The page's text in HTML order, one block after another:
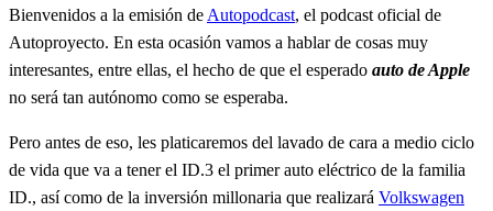
Bienvenidos a la emisión de Autopodcast, el podcast oficial de
Autoproyecto. En esta ocasión vamos a hablar de cosas muy
interesantes, entre ellas, el hecho de que el esperado auto de Apple
no será tan autónomo como se esperaba.
Pero antes de eso, les platicaremos del lavado de cara a medio ciclo
de vida que va a tener el ID.3 el primer auto eléctrico de la familia
ID., así como de la inversión millonaria que realizará Volkswagen